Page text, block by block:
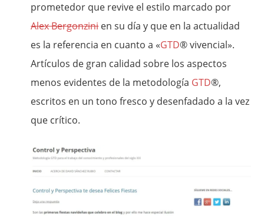
prometedor que revive el estilo marcado por
Alex Bergonzinien su día y que en la actualidad
es la referencia en cuanto a «GTD® vivencial».
Artículos de gran calidad sobre los aspectos
menos evidentes de la metodología GTD®,
escritos en un tono fresco y desenfadado a la vez
que crítico.